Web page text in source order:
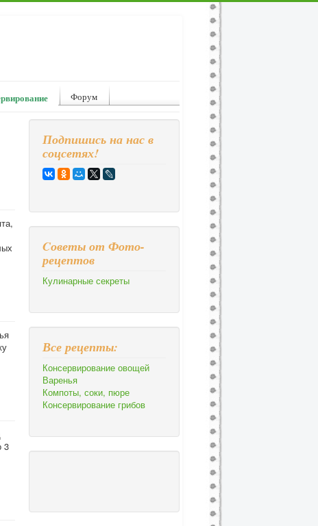
Форум
3
Подпишись на нас в
соцсетях!
Cоветы от Фото-
рецептов
Кулинарные секреты
Все рецепты:
Консервирование овощей
Варенья
Компоты, соки, пюре
Консервирование грибов